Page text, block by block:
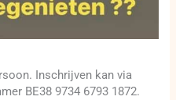
Inschrijven kan via
BE38 9734 6793 1872.